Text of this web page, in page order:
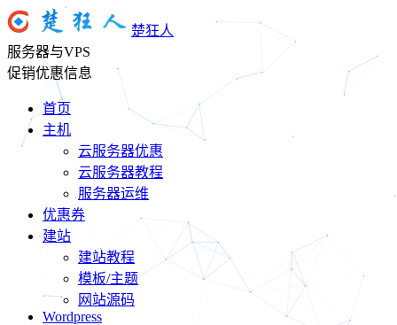
楚狂人
服务器与VPS
促销优惠信息
首页
主机
云服务器优惠
云服务器教程
服务器运维
优惠券
建站
建站教程
模板/主题
网站源码
Wordpress